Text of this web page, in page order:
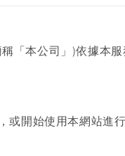
「本公司」)依據本
或開始使用本網站進